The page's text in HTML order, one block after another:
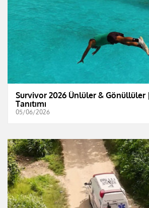
Survivor 2026 Ünlüler & Gönüllüler
Tanıtımı
05/06/2026